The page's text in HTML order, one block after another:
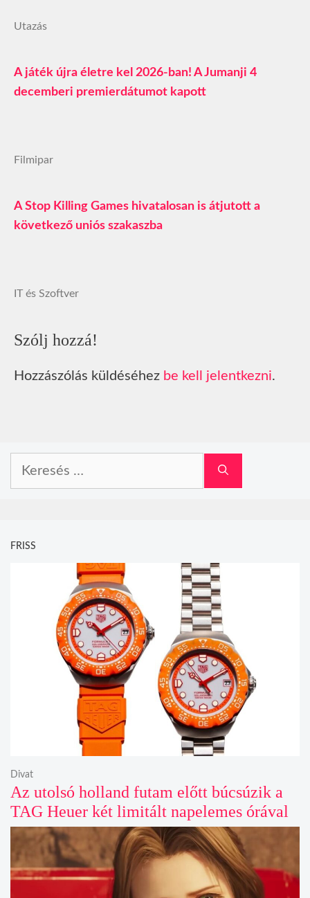
Utazás
A játék újra életre kel 2026-ban! A Jumanji 4
decemberi premierdátumot kapott
Filmipar
A Stop Killing Games hivatalosan is átjutott a
következő uniós szakaszba
IT és Szoftver
Szólj hozzá!
Hozzászólás küldéséhez be kell jelentkezni.
FRISS
Az utolsó holland futam előtt búcsúzik a
TAG Heuer két limitált napelemes órával
Divat